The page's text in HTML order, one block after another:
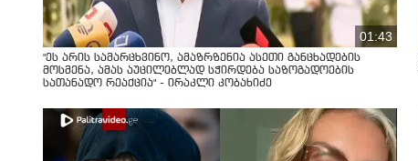
01:43
"ეს არის სამარცხვინო, ამაზრზენია ასეთი განცხადების
მოსმენა, ამას აუცილებლად სჭირდება საზოგადოების
სათანადო რეაქცია" - ირაკლი კობახიძე